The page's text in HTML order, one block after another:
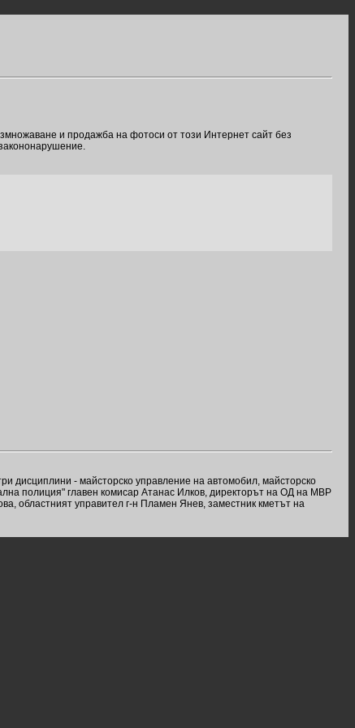
и продажба на фотоси от този Интернет сайт без
дисциплини - майсторско управление на автомобил, майсторско
полиция" главен комисар Атанас Илков, директорът на ОД на МВР
областният управител г-н Пламен Янев, заместник кметът на